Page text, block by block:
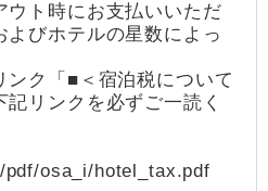
ウト時にお支払いいただ
よびホテルの星数によっ
ンク「■＜宿泊税について
リンクを必ずご一読く
osa_i/hotel_tax.pdf